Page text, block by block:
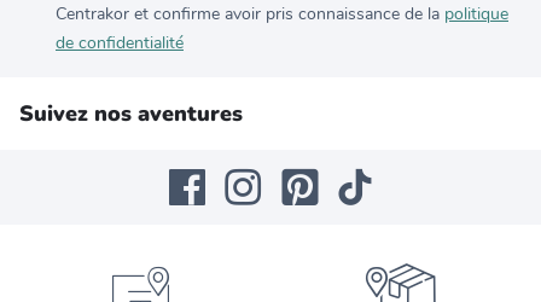
Centrakor et confirme avoir pris connaissance de la politique
de confidentialité
Suivez nos aventures